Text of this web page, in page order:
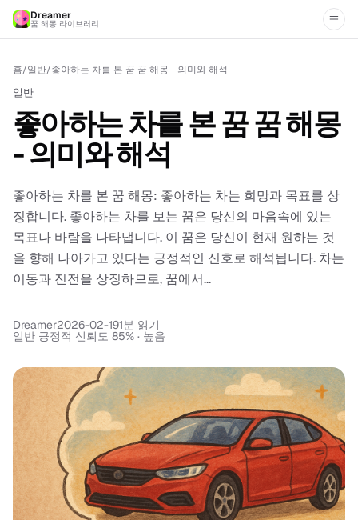
Dreamer
꿈 해몽 라이브러리
홈/일반/좋아하는 차를 본 꿈 꿈 해몽 - 의미와 해석
일반
좋아하는 차를 본 꿈 꿈 해몽
- 의미와 해석
좋아하는 차를 본 꿈 해몽: 좋아하는 차는 희망과 목표를 상
징합니다. 좋아하는 차를 보는 꿈은 당신의 마음속에 있는
목표나 바람을 나타냅니다. 이 꿈은 당신이 현재 원하는 것
을 향해 나아가고 있다는 긍정적인 신호로 해석됩니다. 차는
이동과 진전을 상징하므로, 꿈에서...
Dreamer2026-02-191분 읽기
일반 긍정적 신뢰도 85% · 높음